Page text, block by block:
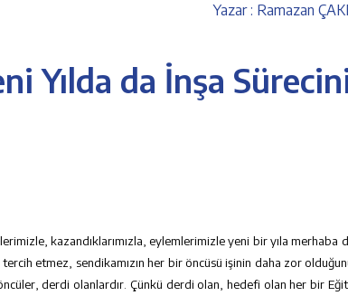
Yazar : Ramazan
Yılda da İnşa
kazandıklarımızla, eylemlerimizle yeni bir yıla merhaba
etmez, sendikamızın her bir öncüsü işinin daha zor
derdi olanlardır. Çünkü derdi olan, hedefi olan her bir